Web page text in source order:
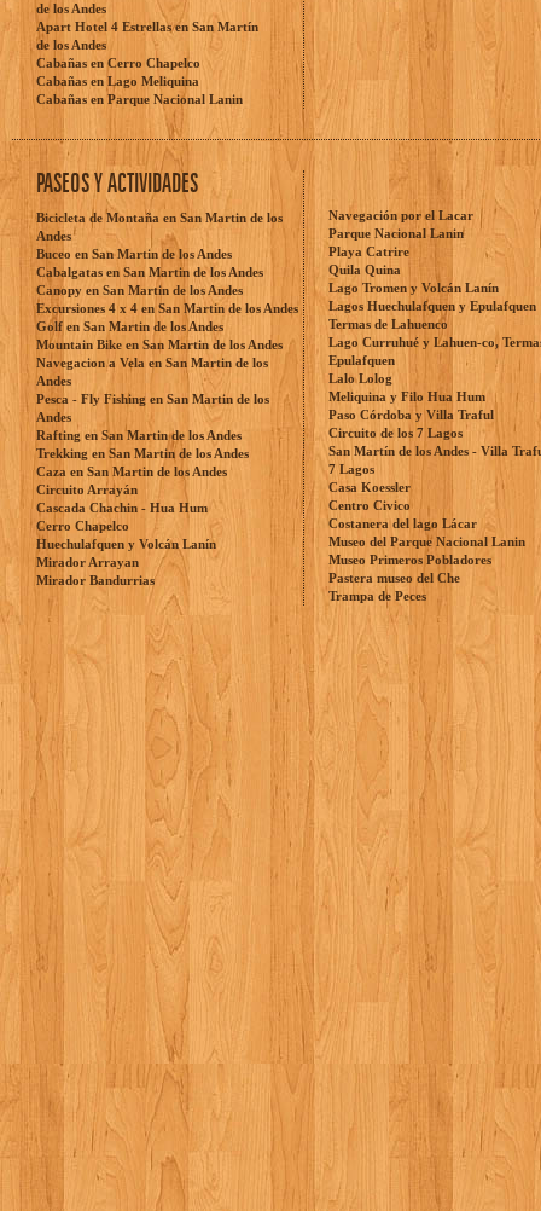
de los Andes
Apart Hotel 4 Estrellas en San Martín
de los Andes
Cabañas en Cerro Chapelco
Cabañas en Lago Meliquina
Cabañas en Parque Nacional Lanin
PASEOS Y ACTIVIDADES
Bicicleta de Montaña en San Martin de los
Andes
Buceo en San Martin de los Andes
Cabalgatas en San Martin de los Andes
Canopy en San Martin de los Andes
Excursiones 4 x 4 en San Martin de los Andes
Golf en San Martin de los Andes
Mountain Bike en San Martin de los Andes
Navegacion a Vela en San Martin de los
Andes
Pesca - Fly Fishing en San Martin de los
Andes
Rafting en San Martin de los Andes
Trekking en San Martin de los Andes
Caza en San Martin de los Andes
Circuito Arrayán
Cascada Chachin - Hua Hum
Cerro Chapelco
Huechulafquen y Volcán Lanín
Mirador Arrayan
Mirador Bandurrias
Navegación por el Lacar
Parque Nacional Lanin
Playa Catrire
Quila Quina
Lago Tromen y Volcán Lanín
Lagos Huechulafquen y Epulafquen
Termas de Lahuenco
Lago Curruhué y Lahuen-co,
Epulafquen
Lalo Lolog
Meliquina y Filo Hua Hum
Paso Córdoba y Villa Traful
Circuito de los 7 Lagos
San Martín de los Andes - Villa
7 Lagos
Casa Koessler
Centro Civico
Costanera del lago Lácar
Museo del Parque Nacional Lanin
Museo Primeros Pobladores
Pastera museo del Che
Trampa de Peces